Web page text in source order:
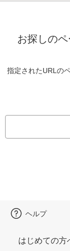
お探しの
指定されたURLの
ヘルプ
はじめての方